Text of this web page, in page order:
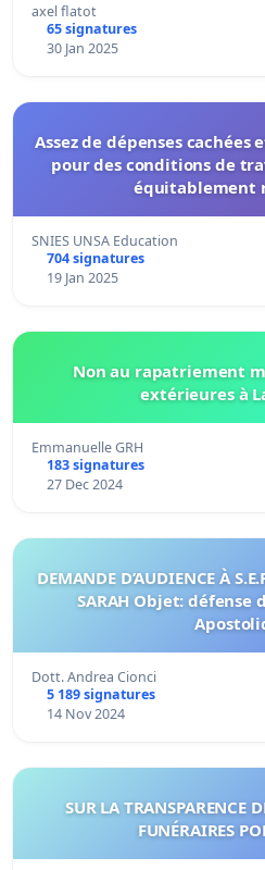
axel flatot
65 signatures
30 Jan 2025
Assez de dépenses
pour des conditions de
équitablement
SNIES UNSA Education
704 signatures
19 Jan 2025
Non au rapatriement
extérieures à
Emmanuelle GRH
183 signatures
27 Dec 2024
DEMANDE D’AUDIENCE À
SARAH Objet: défense
Dott. Andrea Cionci
5 189 signatures
14 Nov 2024
SUR LA TRANSPARENCE
FUNÉRAIRES